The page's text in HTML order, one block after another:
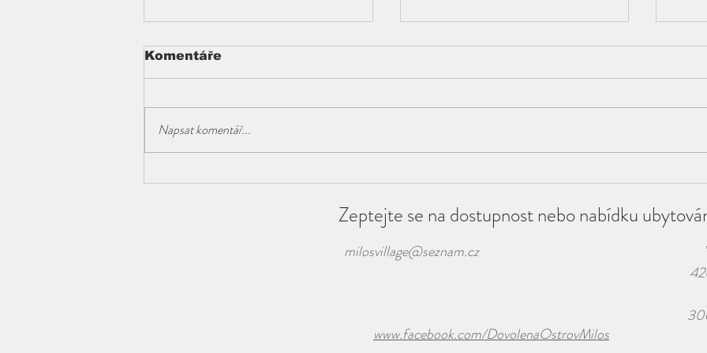
jako nosit na dovolenou
celý šatník
Komentáře
Napsat komentář...
Zeptejte se na dostupnost nebo nabídku
milosvillage@seznam.cz
www.facebook.com/DovolenaOstrovMilos